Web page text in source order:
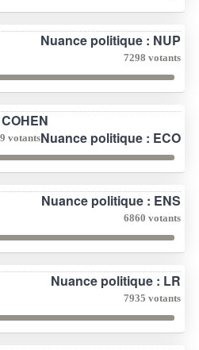
Nuance politique : NUP
7298 votants
Nuance politique : ECO
votants
Nuance politique : ENS
6860 votants
Nuance politique : LR
7935 votants